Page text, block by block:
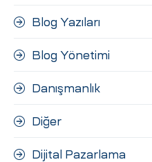
Blog Yazıları
Blog Yönetimi
Danışmanlık
Diğer
Dijital Pazarlama